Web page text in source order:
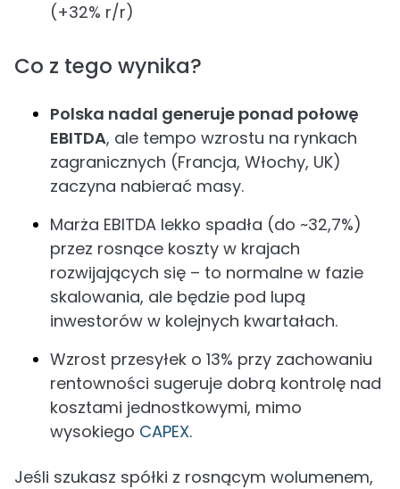
(+32% r/r)
Co z tego wynika?
Polska nadal generuje ponad połowę
EBITDA, ale tempo wzrostu na rynkach
zagranicznych (Francja, Włochy, UK)
zaczyna nabierać masy.
Marża EBITDA lekko spadła (do ~32,7%)
przez rosnące koszty w krajach
rozwijających się – to normalne w fazie
skalowania, ale będzie pod lupą
inwestorów w kolejnych kwartałach.
Wzrost przesyłek o 13% przy zachowaniu
rentowności sugeruje dobrą kontrolę nad
kosztami jednostkowymi, mimo
wysokiego CAPEX.
Jeśli szukasz spółki z rosnącym wolumenem,